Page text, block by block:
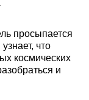
просыпается
что
космических
и